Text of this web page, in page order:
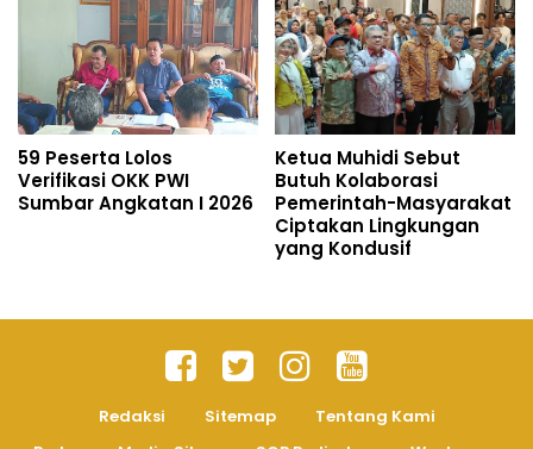
59 Peserta Lolos
Verifikasi OKK PWI
Sumbar Angkatan I 2026
Ketua Muhidi Sebut
Butuh Kolaborasi
Pemerintah-Masyarakat
Ciptakan Lingkungan
yang Kondusif
Redaksi Sitemap
Tentang Kami